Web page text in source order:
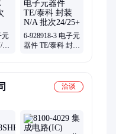
元
A
6-928918-3 电子元
器件 TE/泰科 封装
洽谈